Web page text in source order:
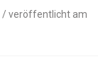
/ veröffentlicht am